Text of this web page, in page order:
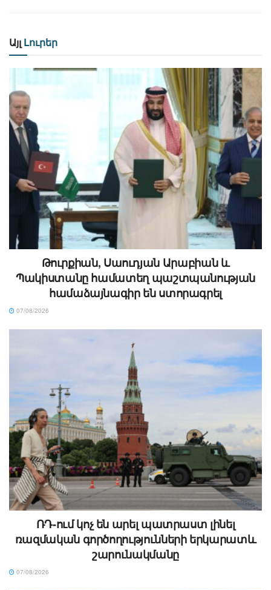
Այլ Լուրեր
Թուրքիան, Սաուդյան Արաբիան և
Պակիստանը համատեղ պաշտպանության
համաձայնագիր են ստորագրել
07/08/2026
ՌԴ-ում կոչ են արել պատրաստ լինել
ռազմական գործողությունների երկարատև
շարունակմանը
07/08/2026